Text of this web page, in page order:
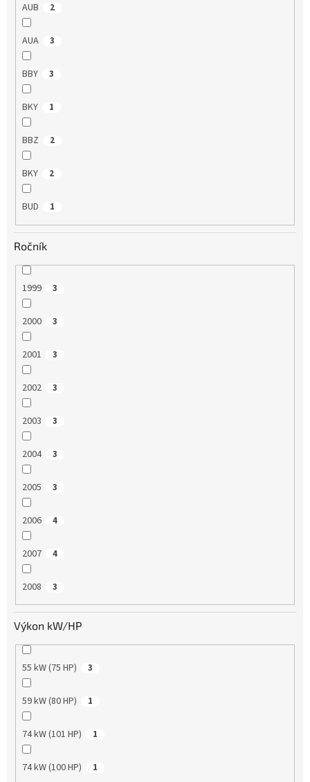
AUB 2
AUA 3
BBY 3
BKY 1
BBZ 2
BKY 2
BUD 1
Ročník
1999 3
2000 3
2001 3
2002 3
2003 3
2004 3
2005 3
2006 4
2007 4
2008 3
Výkon kW/HP
55 kW (75 HP) 3
59 kW (80 HP) 1
74 kW (101 HP) 1
74 kW (100 HP) 1